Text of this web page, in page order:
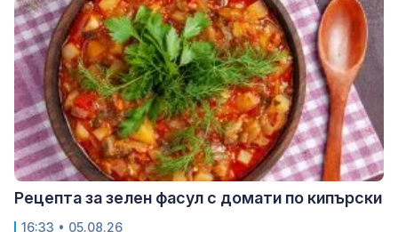
Рецепта за зелен фасул с домати по кипърски
16:33 • 05.08.26